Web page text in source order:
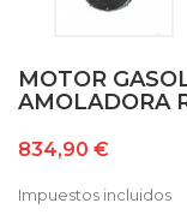
MOTOR
AMOLADORA
834,90 €
Impuestos incluidos